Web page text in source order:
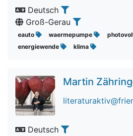
Deutsch
Groß-Gerau
eauto waermepumpe
energiewende
klima
Martin
Deutsch